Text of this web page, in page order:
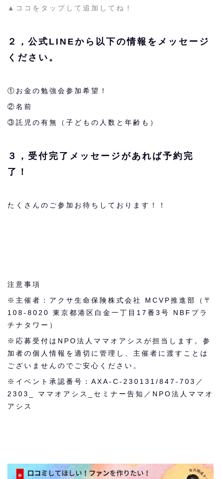
▲ココをタップして追加してね！
２，公式LINEから以下の情報をメッセージ
ください。
①お金の勉強会参加希望！
②名前
③託児の有無（子どもの人数と年齢も）
３，受付完了メッセージがあれば予約完
了！
たくさんのご参加お待ちしております！！
注意事項
※主催者：アクサ生命保険株式会社 MCVP推進部（〒
108-8020 東京都港区白金一丁目17番3号 NBFプラ
チナタワー）
※応募受付はNPO法人ママオアシスが担当します。参
加者の個人情報を適切に管理し、主催者に渡すことは
ございませんのでご安心ください。
※イベント承認番号：AXA-C-230131/847-703／
2303_ ママオアシス_セミナー告知／NPO法人ママオ
アシス